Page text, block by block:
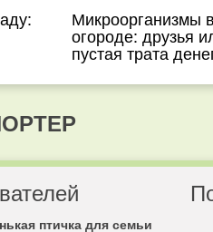
Микроорганизмы
огороде: друзья
пустая трата
птичка для семьи